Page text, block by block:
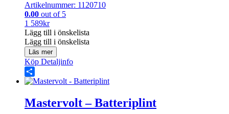
Artikelnummer: 1120710
0.00 out of 5
1 589kr
Lägg till i önskelista
Lägg till i önskelista
Läs mer
Köp Detaljinfo
Share
Mastervolt – Batteriplint